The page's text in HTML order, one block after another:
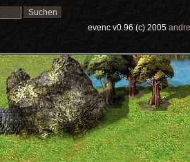
evenc v0.96 (c) 2005